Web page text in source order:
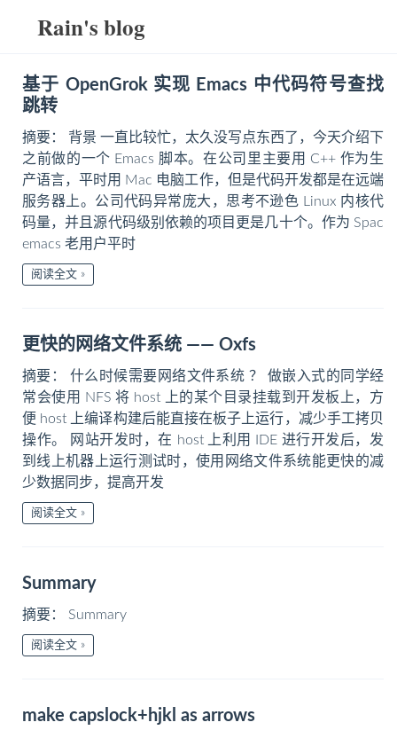
Rain's blog
基于 OpenGrok 实现 Emacs 中代码符号查找
跳转
摘要： 背景 一直比较忙，太久没写点东西了，今天介绍下
之前做的一个 Emacs 脚本。在公司里主要用 C++ 作为生
产语言，平时用 Mac 电脑工作，但是代码开发都是在远端
服务器上。公司代码异常庞大，思考不逊色 Linux 内核代
码量，并且源代码级别依赖的项目更是几十个。作为 Spac
emacs 老用户平时
阅读全文
更快的网络文件系统 —— Oxfs
摘要： 什么时候需要网络文件系统 ？ 做嵌入式的同学经
常会使用 NFS 将 host 上的某个目录挂载到开发板上，方
便 host 上编译构建后能直接在板子上运行，减少手工拷贝
操作。 网站开发时，在 host 上利用 IDE 进行开发后，发
到线上机器上运行测试时，使用网络文件系统能更快的减
少数据同步，提高开发
阅读全文
Summary
摘要： Summary
阅读全文
make capslock+hjkl as arrows